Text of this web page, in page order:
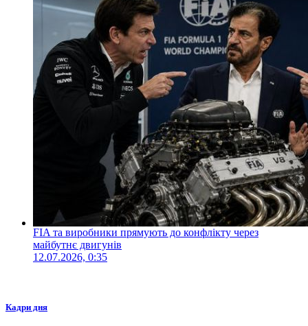
FIA та виробники прямують до конфлікту через
майбутнє двигунів
12.07.2026, 0:35
Кадри дня